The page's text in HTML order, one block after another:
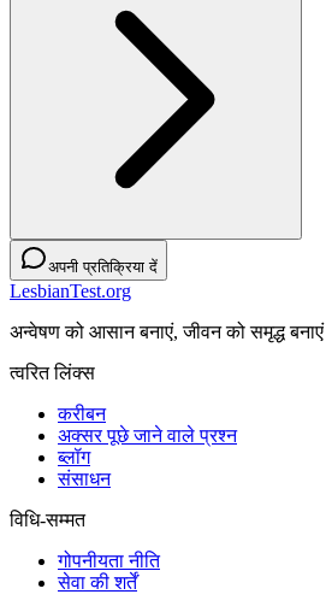
अपनी प्रतिक्रिया दें
LesbianTest.org
अन्वेषण को आसान बनाएं, जीवन को समृद्ध
त्वरित लिंक्स
करीबन
अक्सर पूछे जाने वाले प्रश्न
ब्लॉग
संसाधन
विधि-सम्‍मत
गोपनीयता नीति
सेवा की शर्तें